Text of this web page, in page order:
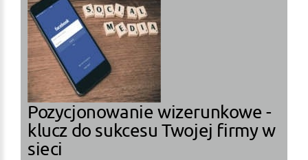
Pozycjonowanie wizerunkowe -
klucz do sukcesu Twojej firmy w
sieci